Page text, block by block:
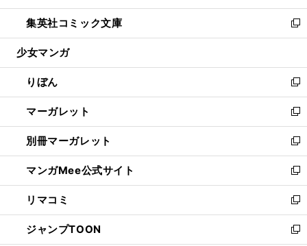
開
く
ウ
で
開
ン
ド
ウ
開
く
ウ
ィ
ン
ウ
で
開
く
し
い
ウ
ン
ド
ウ
で
開
く
集英社コミック文庫
新
し
ウ
ィ
ン
ド
ウ
で
開
く
少女マンガ
りぼん
新
し
い
ウ
ィ
ン
ド
ウ
で
開
く
マーガレット
新
し
い
ウ
ィ
ン
ド
ウ
で
別冊マーガレット
新
し
い
ウ
ィ
ン
ド
マンガMee公式サイト
新
し
い
ウ
ィ
リマコミ
新
し
い
ジャンプTOON
新